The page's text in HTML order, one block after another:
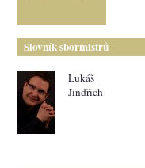
Slovník sbormistrů
Lukáš
Jindřich